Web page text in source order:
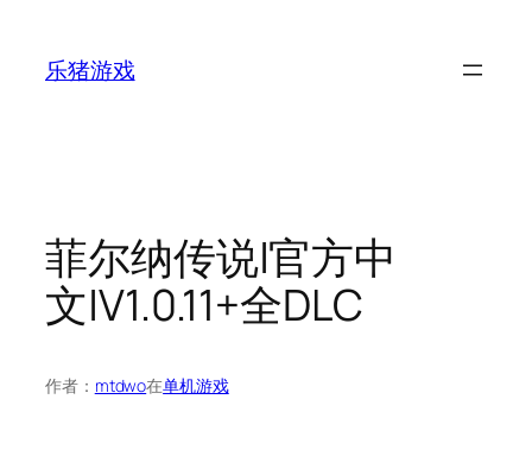
乐猪游戏
菲尔纳传说|官方中
文|V1.0.11+全DLC
作者： mtdwo在单机游戏